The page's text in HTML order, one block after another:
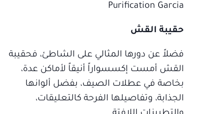
Purification Garcia
حقيبة القش
فضلاً عن دورها المثالي على الشاطئ، فحقيبة
القش أمست إكسسواراً أنيقاً لأماكن عدة،
بخاصة في عطلات الصيف، بفضل ألوانها
الجذابة، وتفاصيلها الفرحة كالتعليقات،